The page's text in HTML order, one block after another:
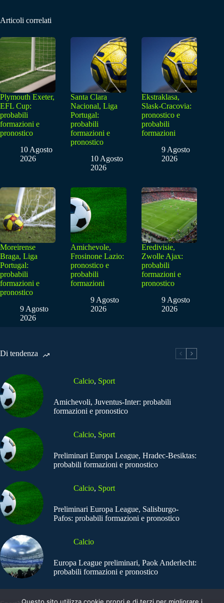
Articoli correlati
Plymouth Exeter,
EFL Cup:
probabili
formazioni e
pronostico
10 Agosto
2026
Santa Clara
Nacional, Liga
Portugal:
probabili
formazioni e
pronostico
10 Agosto
2026
Ekstraklasa,
Slask-Cracovia:
pronostico e
probabili
formazioni
9 Agosto
2026
Moreirense
Braga, Liga
Portugal:
probabili
formazioni e
pronostico
9 Agosto
2026
Amichevole,
Frosinone Lazio:
pronostico e
probabili
formazioni
9 Agosto
2026
Eredivisie,
Zwolle Ajax:
probabili
formazioni e
pronostico
9 Agosto
2026
Di tendenza
Calcio, Sport
Amichevoli, Juventus-Inter: probabili
formazioni e pronostico
Calcio, Sport
Preliminari Europa League, Hradec-Besiktas:
probabili formazioni e pronostico
Calcio, Sport
Preliminari Europa League, Salisburgo-
Pafos: probabili formazioni e pronostico
Calcio
Europa League preliminari, Paok Anderlecht:
probabili formazioni e pronostico